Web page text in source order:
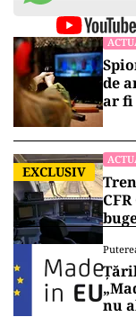
de
ar fi
EXCLUSIV
nu